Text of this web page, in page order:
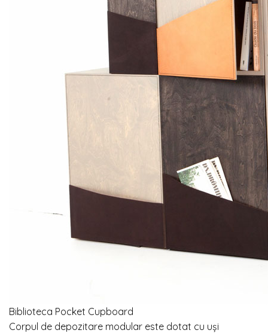
Biblioteca Pocket Cupboard
Corpul de depozitare modular este dotat cu uși